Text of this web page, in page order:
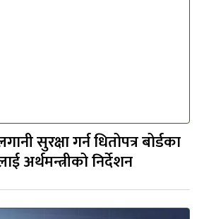
सुरक्षा गर्न धितोपत्र बोर्डका
अर्थमन्त्रीको निर्देशन